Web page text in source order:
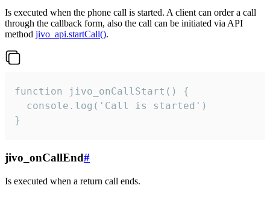
Is executed when the phone call is started. A client can order a call
through the callback form, also the call can be initiated via API
method jivo_api.startCall().
function jivo_onCallStart() {
  console.log('Call is started')
}
jivo_onCallEnd#
Is executed when a return call ends.